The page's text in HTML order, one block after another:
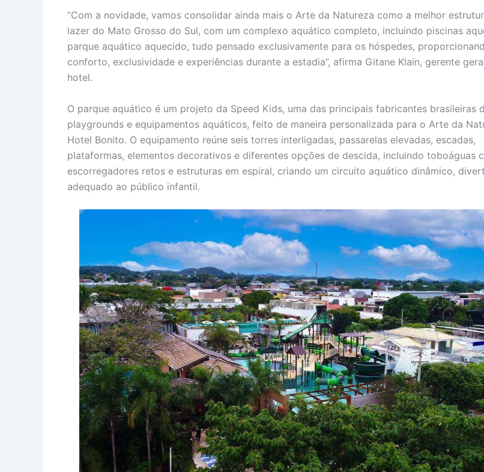
“Com a novidade, vamos consolidar ainda mais o Arte da Natureza como a melhor
lazer do Mato Grosso do Sul, com um complexo aquático completo, incluindo piscinas
parque aquático aquecido, tudo pensado exclusivamente para os hóspedes,
conforto, exclusividade e experiências durante a estadia”, afirma Gitane Klain, gerente
hotel.
O parque aquático é um projeto da Speed Kids, uma das principais fabricantes brasileiras
playgrounds e equipamentos aquáticos, feito de maneira personalizada para o Arte da
Hotel Bonito. O equipamento reúne seis torres interligadas, passarelas elevadas, escadas,
plataformas, elementos decorativos e diferentes opções de descida, incluindo toboáguas
escorregadores retos e estruturas em espiral, criando um circuito aquático dinâmico,
adequado ao público infantil.